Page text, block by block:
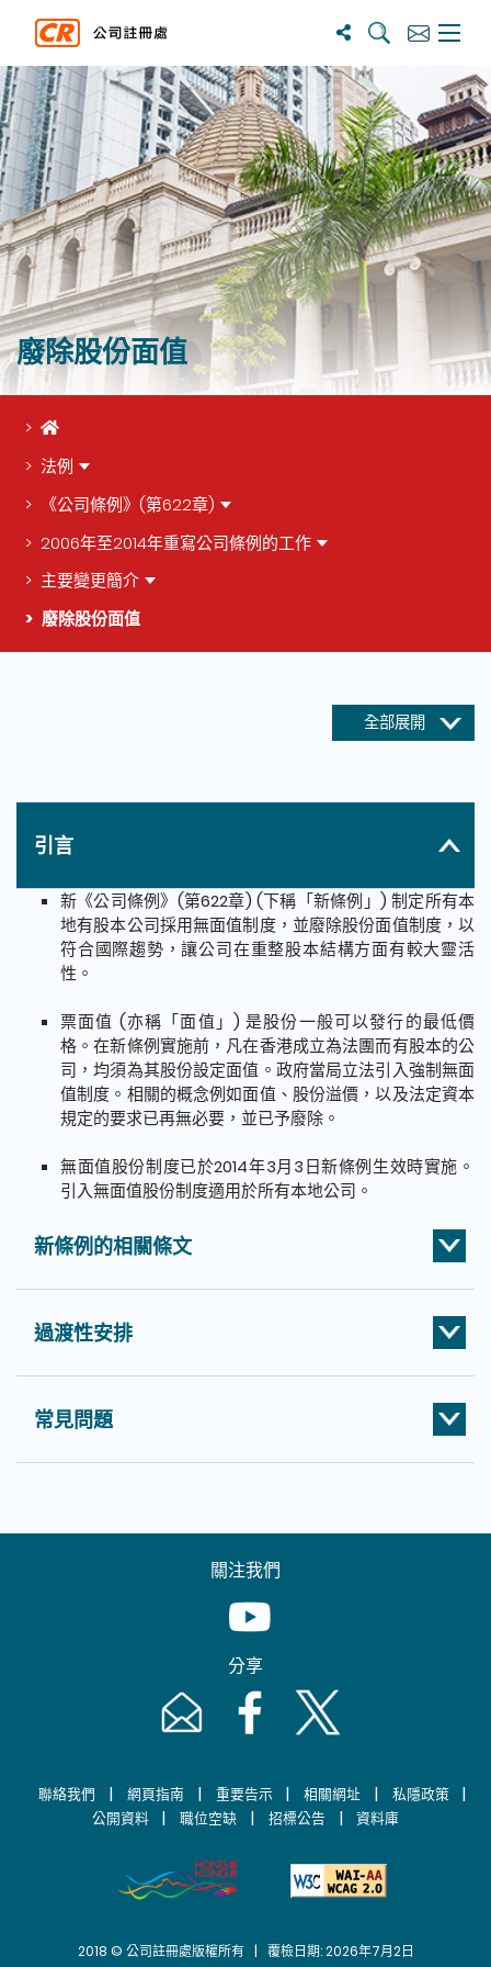
搜寻 订阅主选
廢除股份面值
首頁
法例
《公司條例》(第622章)
2006年至2014年重寫公司條例的工作
主要變更簡介
廢除股份面值
全部展開
引言
新《公司條例》(第622章) (下稱「新條例」) 制定所有本
地有股本公司採用無面值制度，並廢除股份面值制度，以
符合國際趨勢，讓公司在重整股本結構方面有較大靈活
性。
票面值 (亦稱「面值」) 是股份一般可以發行的最低價
格。在新條例實施前，凡在香港成立為法團而有股本的公
司，均須為其股份設定面值。政府當局立法引入強制無面
值制度。相關的概念例如面值、股份溢價，以及法定資本
規定的要求已再無必要，並已予廢除。
無面值股份制度已於2014年3月3日新條例生效時實施。
引入無面值股份制度適用於所有本地公司。
新條例的相關條文
過渡性安排
常見問題
關注我們
Youtube [This link will pop up in
分享
Email [This link will pop up in a new
Facebook [This link will pop up
Twitter [This link will
聯絡我們 | 網頁指南 | 重要告示 | 相關網址 | 私隱政策 |
公開資料 | 職位空缺 | 招標公告 | 資料庫
2018 © 公司註冊處版權所有 | 覆檢日期: 2026年7月2日